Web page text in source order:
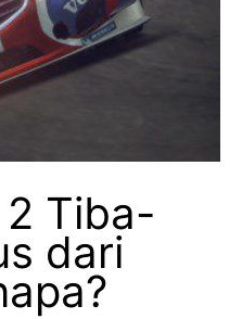
Tiba-
dari